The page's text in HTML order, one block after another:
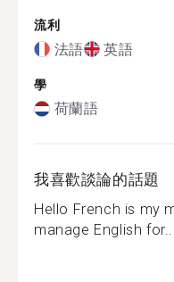
流利
法語 英語
學
荷蘭語
我喜歡談論的話題
Hello French is my
manage English